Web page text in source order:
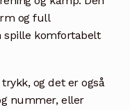
og full
spille komfortabelt
og det er også
nummer, eller